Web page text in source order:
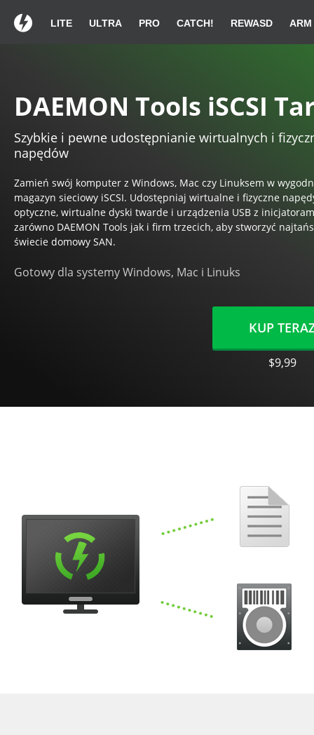
LITE ULTRA PRO CATCH! REWASD ARM
DAEMON Tools iSCSI
Szybkie i pewne udostępnianie wirtualnych i
napędów
Zamień swój komputer z Windows, Mac czy Linuksem w
magazyn sieciowy iSCSI. Udostępniaj wirtualne i fizyczne
optyczne, wirtualne dyski twarde i urządzenia USB z
zarówno DAEMON Tools jak i firm trzecich, aby stworzyć
świecie domowy SAN.
Gotowy dla systemy Windows, Mac i Linuks
KUP
$9,99
Instrukcja
Kliknij dwukrotnie na
DAEMONTools.exe
Instrukcja
Kliknij dwukrotnie na
DAEMONTools.exe
Instrukcja
Kliknij dwukrotnie na
DAEMONTools.exe